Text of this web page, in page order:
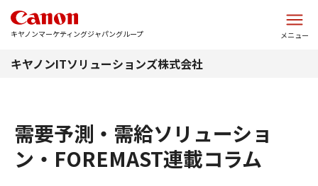
キヤノンマーケティングジャパングループ メニュー
キヤノンITソリューションズ株式会社
需要予測・需給ソリューショ
ン・FOREMAST連載コラム